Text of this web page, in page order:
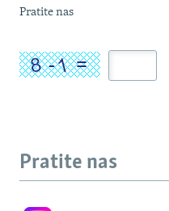
Pratite nas
Pratite nas